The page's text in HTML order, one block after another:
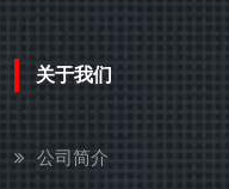
关于我们
公司简介